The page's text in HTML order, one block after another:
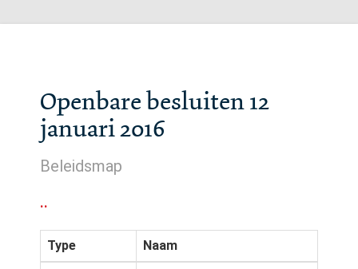
Openbare besluiten 12
januari 2016
Beleidsmap
..
Type Naam